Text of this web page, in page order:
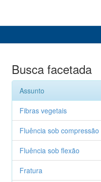
Busca facetada
Assunto
Fibras vegetais
Fluência sob compressão
Fluência sob flexão
Fratura